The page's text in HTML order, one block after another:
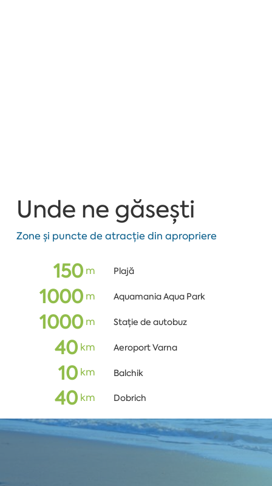
Unde ne găsești
Zone și puncte de atracție din apropriere
150m Plajă
1000m Aquamania Aqua Park
1000m Stație de autobuz
40km Aeroport Varna
10km Balchik
40km Dobrich